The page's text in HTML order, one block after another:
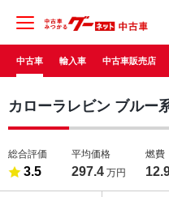
中古車 輸入車 中古車販売店
カローラレビン ブルー
総合評価
3.5
平均価格
297.4 万円
燃費